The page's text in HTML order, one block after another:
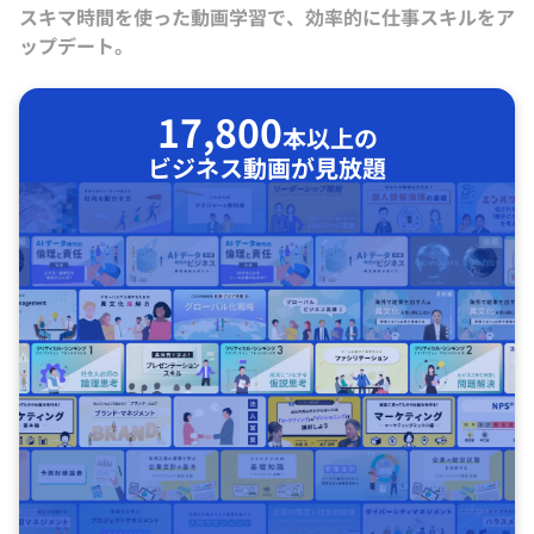
スキマ時間を使った動画学習で、効率的に仕事スキルをア
ップデート。
17,800本以上の
ビジネス動画が見放題